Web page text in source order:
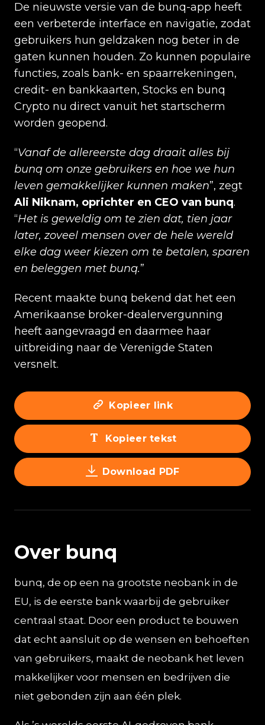
De nieuwste versie van de bunq-app heeft
een verbeterde interface en navigatie, zodat
gebruikers hun geldzaken nog beter in de
gaten kunnen houden. Zo kunnen populaire
functies, zoals bank- en spaarrekeningen,
credit- en bankkaarten, Stocks en bunq
Crypto nu direct vanuit het startscherm
worden geopend.
“Vanaf de allereerste dag draait alles bij
bunq om onze gebruikers en hoe we hun
leven gemakkelijker kunnen maken”, zegt
Ali Niknam, oprichter en CEO van bunq.
“Het is geweldig om te zien dat, tien jaar
later, zoveel mensen over de hele wereld
elke dag weer kiezen om te betalen, sparen
en beleggen met bunq.”
Recent maakte bunq bekend dat het een
Amerikaanse broker-dealervergunning
heeft aangevraagd en daarmee haar
uitbreiding naar de Verenigde Staten
versnelt.
Kopieer link
Kopieer tekst
Download PDF
Over bunq
bunq, de op een na grootste neobank in de
EU, is de eerste bank waarbij de gebruiker
centraal staat. Door een product te bouwen
dat echt aansluit op de wensen en behoeften
van gebruikers, maakt de neobank het leven
makkelijker voor mensen en bedrijven die
niet gebonden zijn aan één plek.